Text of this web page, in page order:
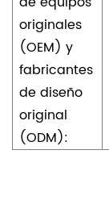
originales
(OEM) y
fabricantes
de diseño
original
(ODM):